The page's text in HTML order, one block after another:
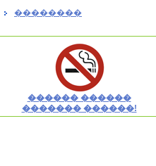
��������
������ ������
������� ������!